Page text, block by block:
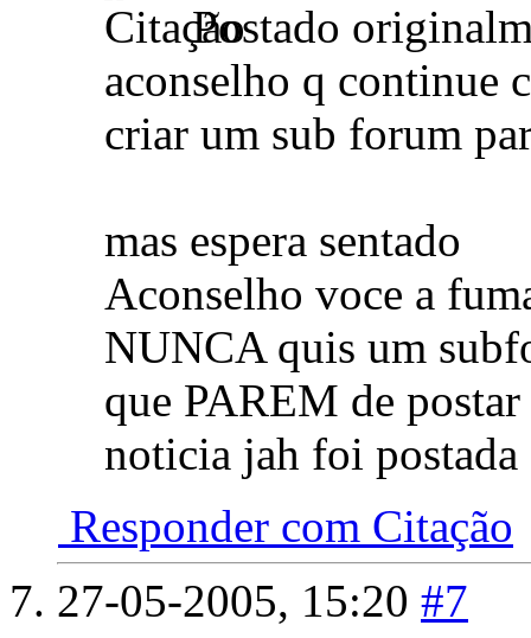
Postado
aconselho q continue
criar um sub forum
mas espera sentado
Aconselho voce a
NUNCA quis um
que PAREM de
noticia jah foi postada
Responder com Citação
27-05-2005, 15:20 #7